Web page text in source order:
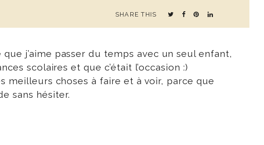
SHARE THIS
j’aime passer du temps avec un seul enfant,
scolaires et que c’était l’occasion :)
choses à faire et à voir, parce que
sans hésiter.